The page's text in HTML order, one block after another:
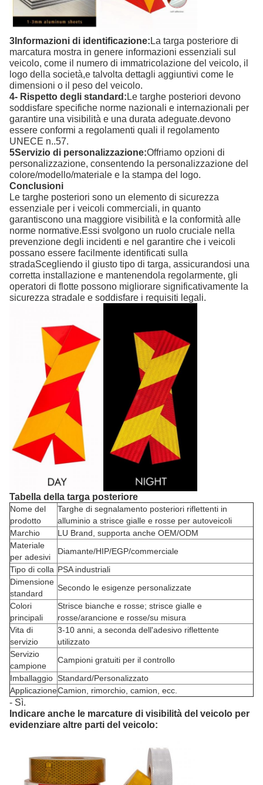
3Informazioni di identificazione:La targa posteriore di
marcatura mostra in genere informazioni essenziali sul
veicolo, come il numero di immatricolazione del veicolo, il
logo della società,e talvolta dettagli aggiuntivi come le
dimensioni o il peso del veicolo.
4- Rispetto degli standard:Le targhe posteriori devono
soddisfare specifiche norme nazionali e internazionali per
garantire una visibilità e una durata adeguate.devono
essere conformi a regolamenti quali il regolamento
UNECE n..57.
5Servizio di personalizzazione:Offriamo opzioni di
personalizzazione, consentendo la personalizzazione del
colore/modello/materiale e la stampa del logo.
Conclusioni
Le targhe posteriori sono un elemento di sicurezza
essenziale per i veicoli commerciali, in quanto
garantiscono una maggiore visibilità e la conformità alle
norme normative.Essi svolgono un ruolo cruciale nella
prevenzione degli incidenti e nel garantire che i veicoli
possano essere facilmente identificati sulla
stradaScegliendo il giusto tipo di targa, assicurandosi una
corretta installazione e mantenendola regolarmente, gli
operatori di flotte possono migliorare significativamente la
sicurezza stradale e soddisfare i requisiti legali.
Tabella della targa posteriore
Nome del
prodotto
Targhe di segnalamento posteriori riflettenti in
alluminio a strisce gialle e rosse per autoveicoli
Marchio
LU Brand, supporta anche OEM/ODM
Materiale
per adesivi
Diamante/HIP/EGP/commerciale
Tipo di colla PSA industriali
Dimensione
standard
Secondo le esigenze personalizzate
Colori
principali
Strisce bianche e rosse; strisce gialle e
rosse/arancione e rosse/su misura
Vita di
servizio
3-10 anni, a seconda dell'adesivo riflettente
utilizzato
Servizio
campione
Campioni gratuiti per il controllo
Imballaggio Standard/Personalizzato
ApplicazioneCamion, rimorchio, camion, ecc.
- Sì.
Indicare anche le marcature di visibilità del veicolo per
evidenziare altre parti del veicolo: